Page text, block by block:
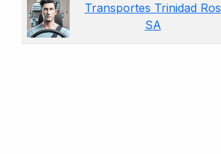
Transportes Trinidad Ros
SA